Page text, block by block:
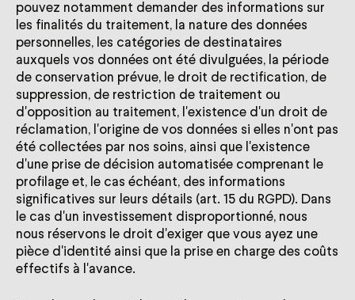
pouvez notamment demander des informations sur
les finalités du traitement, la nature des données
personnelles, les catégories de destinataires
auxquels vos données ont été divulguées, la période
de conservation prévue, le droit de rectification, de
suppression, de restriction de traitement ou
d'opposition au traitement, l'existence d'un droit de
réclamation, l'origine de vos données si elles n'ont pas
été collectées par nos soins, ainsi que l'existence
d'une prise de décision automatisée comprenant le
profilage et, le cas échéant, des informations
significatives sur leurs détails (art. 15 du RGPD). Dans
le cas d'un investissement disproportionné, nous
nous réservons le droit d'exiger que vous ayez une
pièce d'identité ainsi que la prise en charge des coûts
effectifs à l'avance.